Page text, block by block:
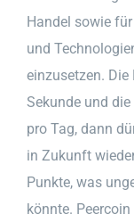
Handel sowie
und
einzusetzen. Die
Sekunde und
pro Tag, dann
in Zukunft
Punkte, was
könnte.